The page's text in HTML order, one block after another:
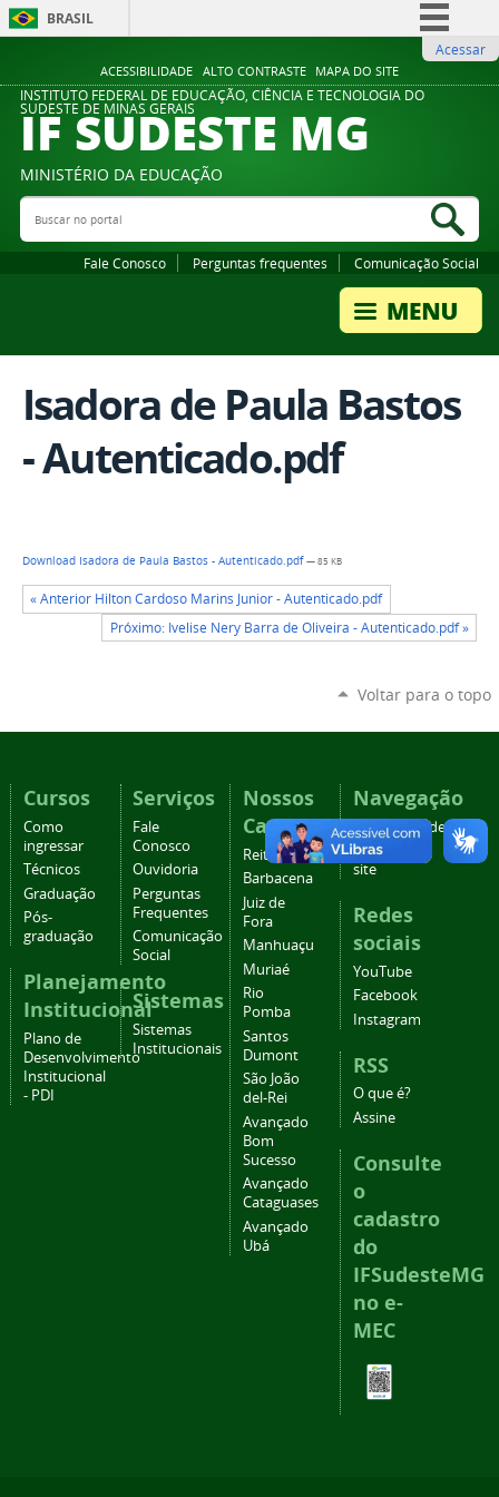
ACESSIBILIDADE ALTO CONTRASTE MAPA DO SITE
BRASIL
Comunica BR
Participe
Legislação
Acessar
INSTITUTO FEDERAL DE EDUCAÇÃO, CIÊNCIA E TECNOLOGIA DO
SUDESTE DE MINAS GERAIS
IF SUDESTE MG
MINISTÉRIO DA EDUCAÇÃO
Buscar no portal
Fale Conosco Perguntas frequentes Comunicação Social
Isadora de Paula Bastos
- Autenticado.pdf
Download Isadora de Paula Bastos - Autenticado.pdf— 85 KB
« Anterior Hilton Cardoso Marins Junior - Autenticado.pdf
Próximo: Ivelise Nery Barra de Oliveira - Autenticado.pdf »
Voltar para o topo
Cursos
Como
ingressar
Técnicos
Graduação
Pós-
graduação
Planejamento
Institucional
Plano de
Desenvolvimento
Institucional
- PDI
Serviços
Fale
Conosco
Ouvidoria
Perguntas
Frequentes
Comunicação
Social
Sistemas
Sistemas
Institucionais
Nossos
Campi
Reitoria
Barbacena
Juiz de
Fora
Manhuaçu
Muriaé
Rio
Pomba
Santos
Dumont
São João
del-Rei
Avançado
Bom
Sucesso
Avançado
Cataguases
Avançado
Ubá
Navegação
Acessibilidade
Mapa do
site
Redes
sociais
YouTube
Facebook
Instagram
RSS
O que é?
Assine
Consulte
o
cadastro
do
IFSudesteMG
no e-
MEC